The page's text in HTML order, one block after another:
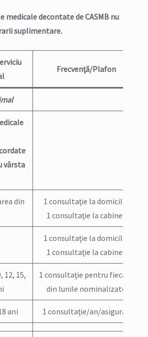
medicale decontate de CASMB nu
suplimentare.
Frecvenţă/Plafon
vârsta
din
1 consultaţie la domiciliu
1 consultaţie la cabinet
1 consultaţie la domiciliu
1 consultaţie la cabinet
12, 15,
1 consultaţie pentru fiecare
din lunile nominalizate
ani 1 consultaţie/an/asigurat